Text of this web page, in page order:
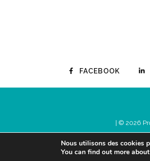
FACEBOOK
| © 2026
Nous utilisons des cookies
You can find out more